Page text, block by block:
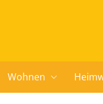
Wohnen